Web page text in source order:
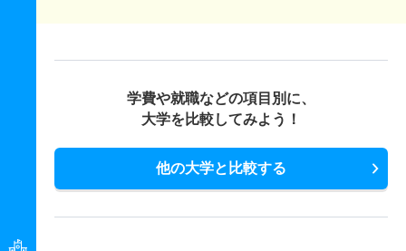
学費や就職などの項目別に、
大学を比較してみよう！
他の大学と比較する